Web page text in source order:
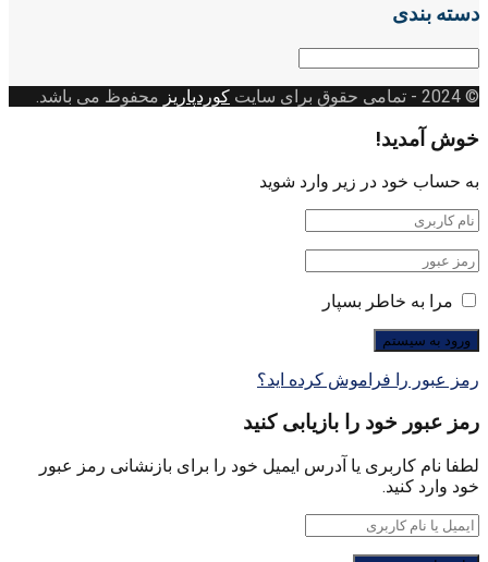
دسته بندی
دسته
© 2024
- تمامی حقوق برای سایت کوردپاریز محفوظ می باشد.
خوش آمدید!
به حساب خود در زیر وارد شوید
مرا به خاطر بسپار
رمز عبور را فراموش کرده اید؟
رمز عبور خود را بازیابی کنید
لطفا نام کاربری یا آدرس ایمیل خود را برای بازنشانی رمز عبور
خود وارد کنید.